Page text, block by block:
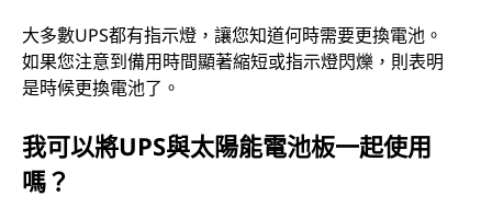
大多數UPS都有指示燈，讓您知道何時需要更換電池。
如果您注意到備用時間顯著縮短或指示燈閃爍，則表明
是時候更換電池了。
我可以將UPS與太陽能電池板一起使用
嗎？